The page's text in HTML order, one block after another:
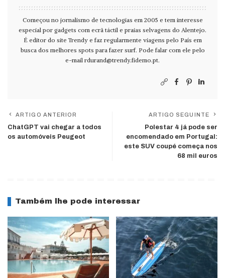
Começou no jornalismo de tecnologias em 2005 e tem interesse
especial por gadgets com ecrã táctil e praias selvagens do Alentejo.
É editor do site Trendy e faz regularmente viagens pelo País em
busca dos melhores spots para fazer surf. Pode falar com ele pelo
e-mail rdurand@trendy.fidemo.pt.
ARTIGO ANTERIOR
ChatGPT vai chegar a todos
os automóveis Peugeot
ARTIGO SEGUINTE
Polestar 4 já pode ser
encomendado em Portugal:
este SUV coupé começa nos
68 mil euros
Também lhe pode interessar